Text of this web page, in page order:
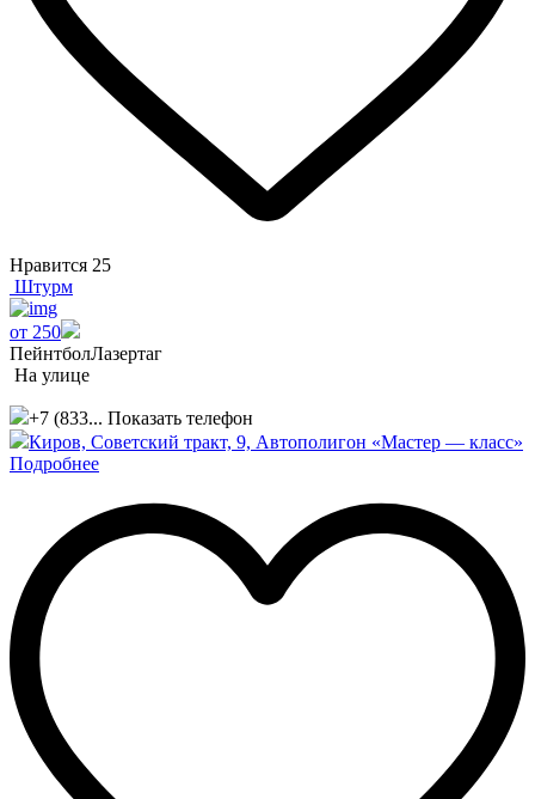
Нравится 25
Штурм
от 250
ПейнтболЛазертаг
На улице
+7 (833... Показать телефон
Киров, Советский тракт, 9, Автополигон «Мастер — класс»
Подробнее